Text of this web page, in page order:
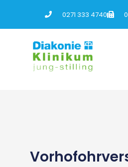
0271 333 4740